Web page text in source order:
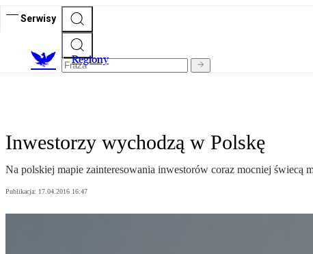
Serwisy
Regiony
Inwestorzy wychodzą w Polskę
Na polskiej mapie zainteresowania inwestorów coraz mocniej
Publikacja: 17.04.2016 16:47